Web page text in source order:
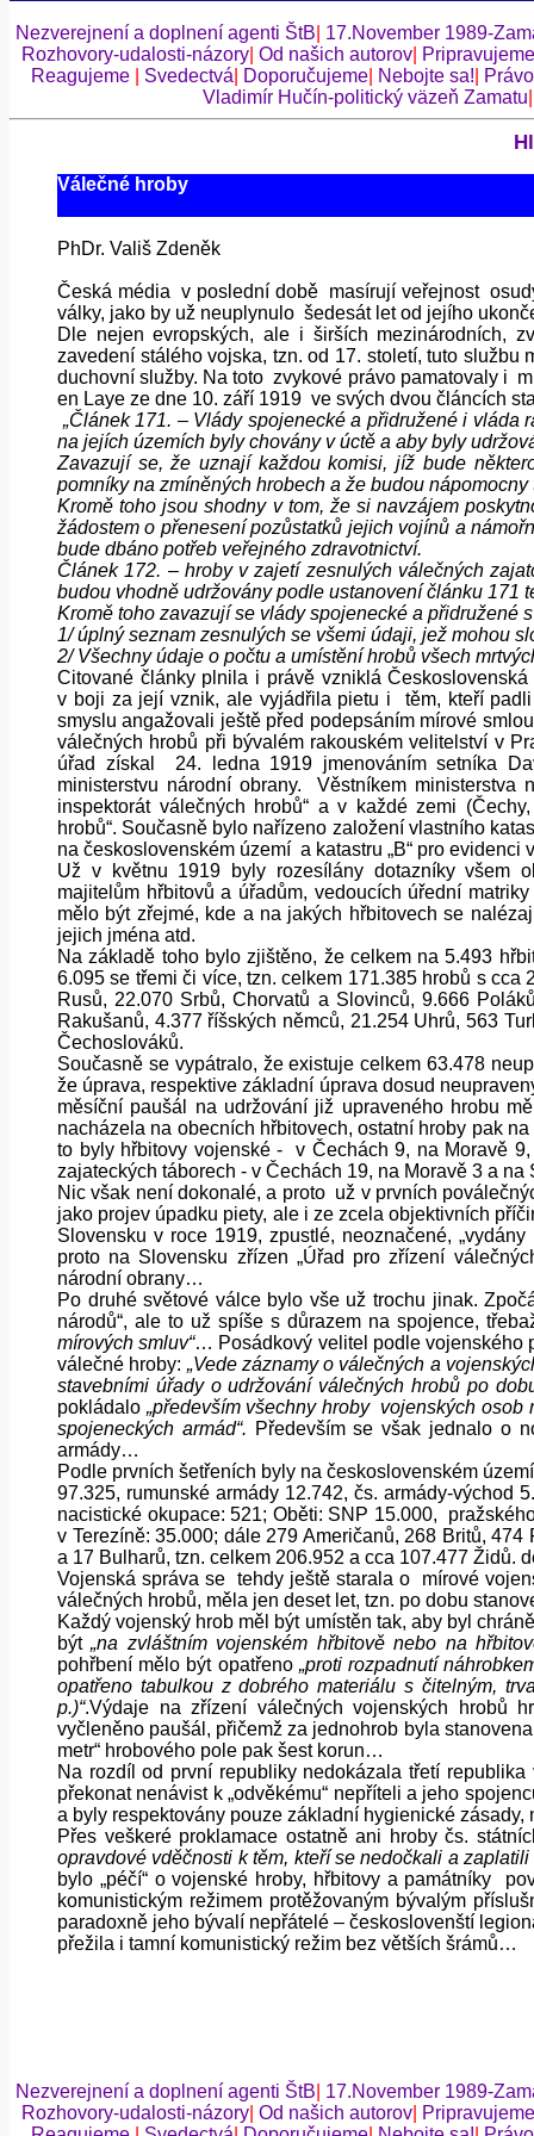
Nezverejnení a doplnení agenti ŠtB 17.November 1989-
Rozhovory-udalosti-názory| Od našich autorov| Pripravujeme
Reagujeme
Svedectvá Doporučujeme Nebojte sa!
Vladimír Hučín-politický väzeň Zamatu
Válečné hroby
PhDr. Vališ Zdeněk
Česká média v poslední době masírují veřejnost
války, jako by už neuplynulo šedesát let od jejího
Dle nejen evropských, ale i širších mezinárodních,
zavedení stálého vojska, tzn. od 17. století, tuto službu
duchovní služby. Na toto zvykové právo pamatovaly i
en Laye ze dne 10. září 1919 ve svých dvou článcích
„Článek 171. – Vlády spojenecké a přidružené i
na jejích územích byly chovány v úctě a aby byly
Zavazují se, že uznají každou komisi, jíž bude
pomníky na zmíněných hrobech a že budou
Kromě toho jsou shodny v tom, že si navzájem
žádostem o přenesení pozůstatků jejich vojínů a
bude dbáno potřeb veřejného zdravotnictví.
Článek 172. – hroby v zajetí zesnulých válečných
budou vhodně udržovány podle ustanovení článku 171
Kromě toho zavazují se vlády spojenecké a přidružené
1/ úplný seznam zesnulých se všemi údaji, jež mohou
2/ Všechny údaje o počtu a umístění hrobů všech
Citované články plnila i právě vzniklá
v boji za její vznik, ale vyjádřila pietu i těm, kteří
smyslu angažovali ještě před podepsáním mírové
válečných hrobů při bývalém rakouském velitelství v
úřad získal 24. ledna 1919 jmenováním setníka
ministerstvu národní obrany. Věstníkem
inspektorát válečných hrobů“ a v každé zemi
hrobů“. Současně bylo nařízeno založení vlastního
na československém území a katastru „B“ pro
Už v květnu 1919 byly rozesílány dotazníky všem
majitelům hřbitovů a úřadům, vedoucích úřední
mělo být zřejmé, kde a na jakých hřbitovech se
jejich jména atd.
Na základě toho bylo zjištěno, že celkem na 5.493
6.095 se třemi či více, tzn. celkem 171.385 hrobů s
Rusů, 22.070 Srbů, Chorvatů a Slovinců, 9.666
Rakušanů, 4.377 říšských němců, 21.254 Uhrů, 563
Čechoslováků.
Současně se vypátralo, že existuje celkem 63.478
že úprava, respektive základní úprava dosud
měsíční paušál na udržování již upraveného hrobu
nacházela na obecních hřbitovech, ostatní hroby pak
to byly hřbitovy vojenské - v Čechách 9, na Moravě
zajateckých táborech - v Čechách 19, na Moravě 3 a na
Nic však není dokonalé, a proto už v prvních
jako projev úpadku piety, ale i ze zcela objektivních
Slovensku v roce 1919, zpustlé, neoznačené,
proto na Slovensku zřízen „Úřad pro zřízení
národní obrany…
Po druhé světové válce bylo vše už trochu jinak.
národů“, ale to už spíše s důrazem na spojence,
mírových smluv“… Posádkový velitel podle vojenského
válečné hroby: „Vede záznamy o válečných a
stavebními úřady o udržování válečných hrobů po
pokládalo „především všechny hroby vojenských
spojeneckých armád“. Především se však jednalo o
armády…
Podle prvních šetřeních byly na československém
97.325, rumunské armády 12.742, čs. armády-východ
nacistické okupace: 521; Oběti: SNP 15.000,
v Terezíně: 35.000; dále 279 Američanů, 268 Britů,
a 17 Bulharů, tzn. celkem 206.952 a cca 107.477 Židů.
Vojenská správa se tehdy ještě starala o mírové
válečných hrobů, měla jen deset let, tzn. po dobu
Každý vojenský hrob měl být umístěn tak, aby byl
být„na zvláštním vojenském hřbitově nebo na
pohřbení mělo být opatřeno „proti rozpadnutí
opatřeno tabulkou z dobrého materiálu s čitelným,
p.)“.Výdaje na zřízení válečných vojenských hrobů
vyčleněno paušál, přičemž za jednohrob byla
metr“ hrobového pole pak šest korun…
Na rozdíl od první republiky nedokázala třetí
překonat nenávist k „odvěkému“ nepříteli a jeho
a byly respektovány pouze základní hygienické zásady,
Přes veškeré proklamace ostatně ani hroby čs.
opravdové vděčnosti k těm, kteří se nedočkali a
bylo „péčí“ o vojenské hroby, hřbitovy a památníky
komunistickým režimem protěžovaným bývalým
paradoxně jeho bývalí nepřátelé – českoslovenští
přežila i tamní komunistický režim bez větších šrámů…
Nezverejnení a doplnení agenti ŠtB 17.November 1989-
Rozhovory-udalosti-názory| Od našich autorov| Pripravujeme